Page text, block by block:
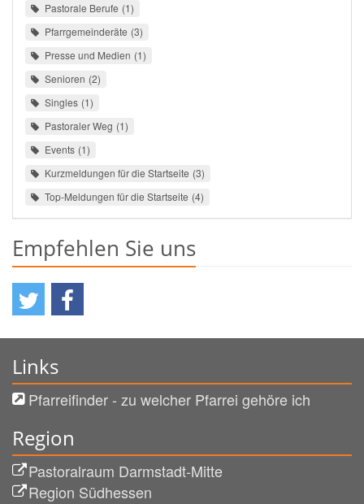
Pastorale Berufe 1
Pfarrgemeinderäte 3
Presse und Medien 1
Senioren 2
Singles 1
Pastoraler Weg 1
Events 1
Kurzmeldungen für die Startseite 3
Top-Meldungen für die Startseite 4
Empfehlen Sie uns
Links
Pfarreifinder - zu welcher Pfarrei gehöre ich
Region
Pastoralraum Darmstadt-Mitte
Region Südhessen